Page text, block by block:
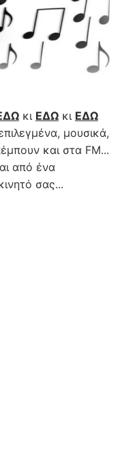
κι ΕΔΩκι ΕΔΩ
μουσικά,
και στα FM...
από ένα
σας...